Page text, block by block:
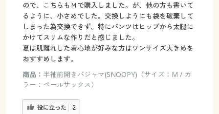
ので、こちらもＭで購入しました。が、他の方も書いて
るように、小さめでした。交換しようにも袋を破棄して
しまった為交換できず。特にパンツはヒップから太腿に
かけてスリムな作りだと感じました。
夏は肌離れした着心地が好みな方はワンサイズ大きめを
おすすめします。
商品： 半袖前開きパジャマ(SNOOPY)（サイズ：M / カ
ラー：ペールサックス）
役に立った 2